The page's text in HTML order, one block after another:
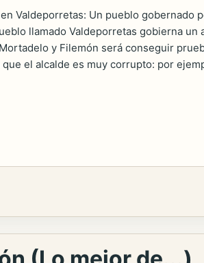
Valdeporretas: Un pueblo gobernado
llamado Valdeporretas gobierna un
y Filemón será conseguir
el alcalde es muy corrupto: por